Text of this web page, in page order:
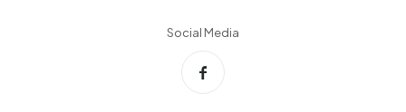
Social Media